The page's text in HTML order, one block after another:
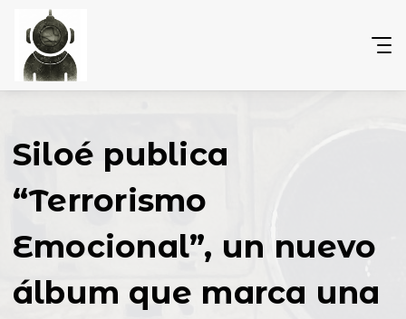
Siloé publica
“Terrorismo
Emocional”, un nuevo
álbum que marca una